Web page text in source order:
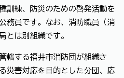
訓練、防災のための啓発活動を
務員です。なお、消防職員（消
とは別組織です。
轄する福井市消防団が組織さ
災害対応を目的とした分団、応